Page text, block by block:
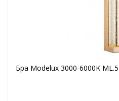
Бра Modelux 3000-6000K